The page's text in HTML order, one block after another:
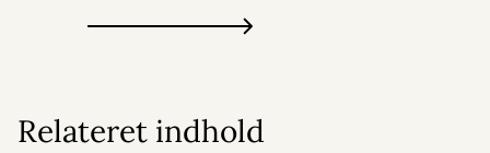
Relateret indhold